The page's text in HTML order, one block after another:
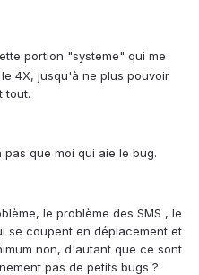
portion "systeme" qui me
4X, jusqu'à ne plus pouvoir
tout.
pas que moi qui aie le bug.
le problème des SMS , le
se coupent en déplacement et
non, d'autant que ce sont
pas de petits bugs ?